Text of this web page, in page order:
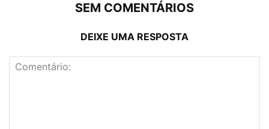
SEM COMENTÁRIOS
DEIXE UMA RESPOSTA